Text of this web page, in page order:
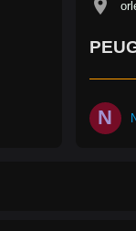
location_on
N